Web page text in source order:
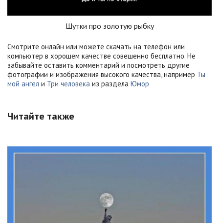
Шутки про золотую рыбку
Смотрите онлайн или можете скачать на телефон или
компьютер в хорошем качестве совешенно бесплатно. Не
забывайте оставить комментарий и посмотреть другие
фотографии и изображения высокого качества, например Ты
мой ангел и Три человека из раздела Юмор
Читайте также